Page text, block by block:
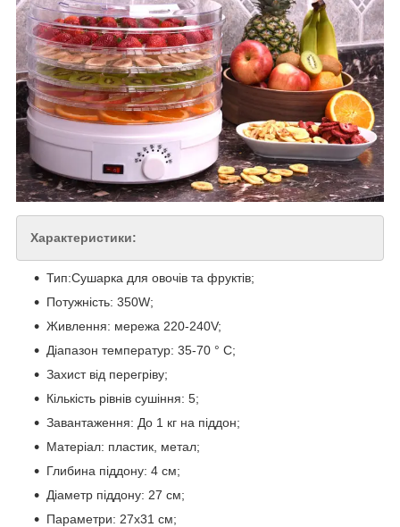
Характеристики:
Тип:Сушарка для овочів та фруктів;
Потужність: 350W;
Живлення: мережа 220-240V;
Діапазон температур: 35-70 ° C;
Захист від перегріву;
Кількість рівнів сушіння: 5;
Завантаження: До 1 кг на піддон;
Матеріал: пластик, метал;
Глибина піддону: 4 см;
Діаметр піддону: 27 см;
Параметри: 27х31 см;